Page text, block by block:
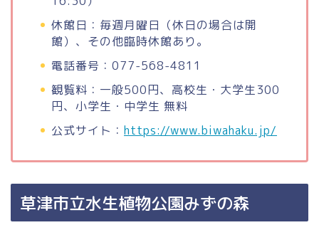
休館日：毎週月曜日（休日の場合は開
館）、その他臨時休館あり。
電話番号：077-568-4811
観覧料：一般500円、高校生・大学生300
円、小学生・中学生 無料
公式サイト： https://www.biwahaku.jp/
草津市立水生植物公園みずの森